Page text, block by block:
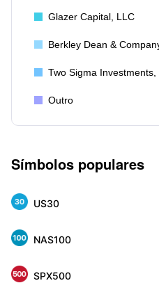
Glazer Capital, LLC
Berkley Dean &
Two Sigma Investments,
Outro
Símbolos populares
US30
NAS100
SPX500